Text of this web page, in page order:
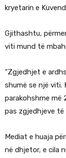
kryetarin e
Gjithashtu,
viti mund të
“Zgjedhjet e
shumë se një viti.
parakohshme më
pas zgjedhjeve të
Mediat e huaja
në dhjetor, e cila